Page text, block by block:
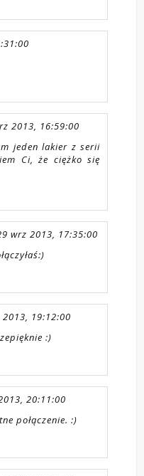
2013, 16:59:00
jeden lakier z serii
Ci, że ciężko się
wrz 2013, 17:35:00
19:12:00
:)
20:11:00
połączenie. :)